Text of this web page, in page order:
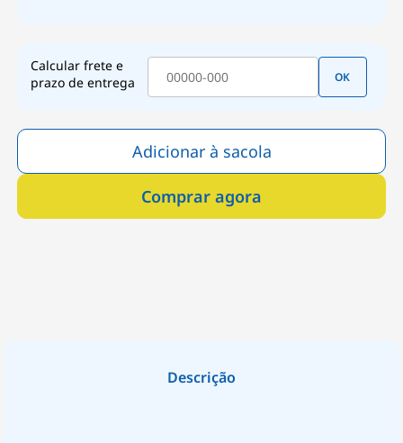
Calcular frete e
prazo de entrega
OK
Adicionar à sacola
Comprar agora